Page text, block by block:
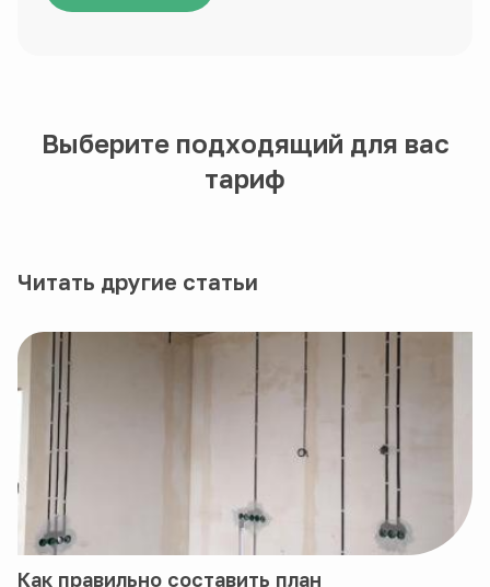
Выберите подходящий для вас
тариф
Читать другие статьи
Как правильно составить план